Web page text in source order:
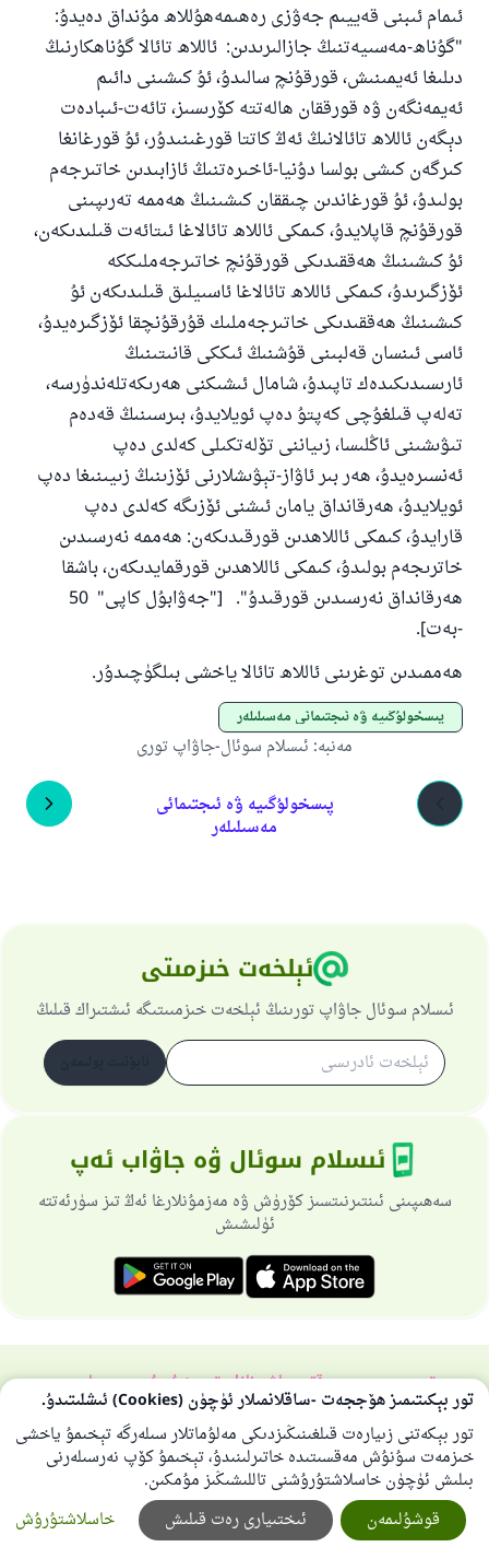
ئىمام ئىبنى قەييىم جەۋزى رەھىمەھۇللاھ مۇنداق دەيدۇ:
"گۇناھ-مەسىيەتنىڭ جازالىرىدىن: ئاللاھ تائالا گۇناھكارنىڭ
دىلىغا ئەيمىنىش، قورقۇنچ سالىدۇ، ئۇ كىشىنى دائىم
ئەيمەنگەن ۋە قورققان ھالەتتە كۆرىسىز، تائەت-ئىبادەت
دېگەن ئاللاھ تائالانىڭ ئەڭ كاتتا قورغىنىدۇر، ئۇ قورغانغا
كىرگەن كىشى بولسا دۇنيا-ئاخىرەتنىڭ ئازابىدىن خاتىرجەم
بولىدۇ، ئۇ قورغاندىن چىققان كىشىنىڭ ھەممە تەرىپىنى
قورقۇنچ قاپلايدۇ، كىمكى ئاللاھ تائالاغا ئىتائەت قىلىدىكەن،
ئۇ كىشىنىڭ ھەققىدىكى قورقۇنچ خاتىرجەملىككە
ئۆزگىرىدۇ، كىمكى ئاللاھ تائالاغا ئاسىيلىق قىلىدىكەن ئۇ
كىشىنىڭ ھەققىدىكى خاتىرجەملىك قۇرقۇنچقا ئۆزگىرەيدۇ،
ئاسى ئىنسان قەلبىنى قۇشنىڭ ئىككى قانىتىنىڭ
ئارىسىدىكىدەك تاپىدۇ، شامال ئىشىكنى ھەرىكەتلەندۈرسە،
تەلەپ قىلغۇچى كەپتۇ دەپ ئويلايدۇ، بىرسىنىڭ قەدەم
تىۋىشىنى ئاڭلىسا، زىياننى تۆلەتكىلى كەلدى دەپ
ئەنسىرەيدۇ، ھەر بىر ئاۋاز-تېۋىشلارنى ئۆزىنىڭ زىيىنىغا دەپ
ئويلايدۇ، ھەرقانداق يامان ئىشنى ئۆزىگە كەلدى دەپ
قارايدۇ، كىمكى ئاللاھدىن قورقىدىكەن: ھەممە نەرسىدىن
خاترىجەم بولىدۇ، كىمكى ئاللاھدىن قورقمايدىكەن، باشقا
ھەرقانداق نەرسىدىن قورقىدۇ". ["جەۋابۇل كاپى" 50
-بەت].
ھەممىدىن توغرىنى ئاللاھ تائالا ياخشى بىلگۈچىدۇر.
پىسخولۇگىيە ۋە ئىجتىمائى مەسىلىلەر
مەنبە: ئىسلام سوئال-جاۋاپ تورى
پىسخولۇگىيە ۋە ئىجتىمائى
مەسىلىلەر
ئېلخەت خىزمىتى
ئىسلام سوئال جاۋاپ تورىنىڭ ئېلخەت خىزمىىتىگە ئىشتىراك قىلىڭ
ئىسلام سوئال ۋە جاۋاب ئەپ
سەھىپىنى ئىنتىرنىتسىز كۆرۈش ۋە مەزمۇنلارغا ئەڭ تىز سۈرئەتتە
ئۈلىشىش
تورسەھىپىسى ھەققىدەباش نازارەتچىخۇسۇسىي سىياسەت
بارلىق ھوقۇق ئىسلام سوئال-جاۋاپ تورىغا مەنسۇپتۇر 1997-2025 ©
تور بېكىتىمىز ھۆججەت -ساقلانمىلار ئۈچۈن (Cookies) ئىشلىتىدۇ.
تور بېكەتنى زىيارەت قىلغىنىڭىزدىكى مەلۇماتلار سىلەرگە تېخىمۇ ياخشى
خىزمەت سۇنۇش مەقسىتىدە خاتىرلىنىدۇ، تېخىمۇ كۆپ نەرسىلەرنى
بىلىش ئۈچۈن خاسلاشتۇرۇشنى تاللىشىڭىز مۇمكىن.
خاسلاشتۇرۇش
ئىختىيارى رەت قىلىش قوشۇلىمەن